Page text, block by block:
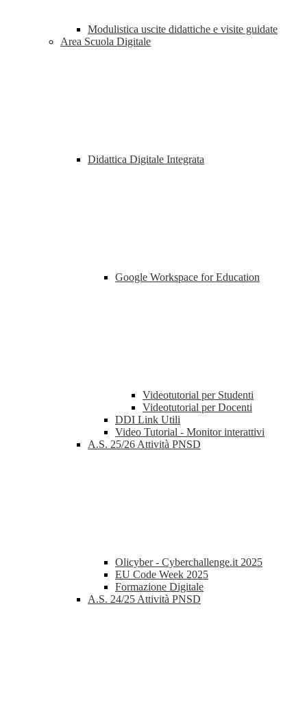
Modulistica uscite didattiche e visite guidate
Area Scuola Digitale
Didattica Digitale Integrata
Google Workspace for Education
Videotutorial per Studenti
Videotutorial per Docenti
DDI Link Utili
Video Tutorial - Monitor interattivi
A.S. 25/26 Attività PNSD
Olicyber - Cyberchallenge.it 2025
EU Code Week 2025
Formazione Digitale
A.S. 24/25 Attività PNSD